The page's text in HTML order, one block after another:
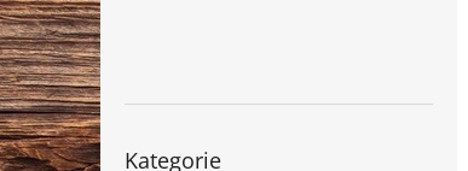
s
t
r
a
n
n
kategorie
Kategorie